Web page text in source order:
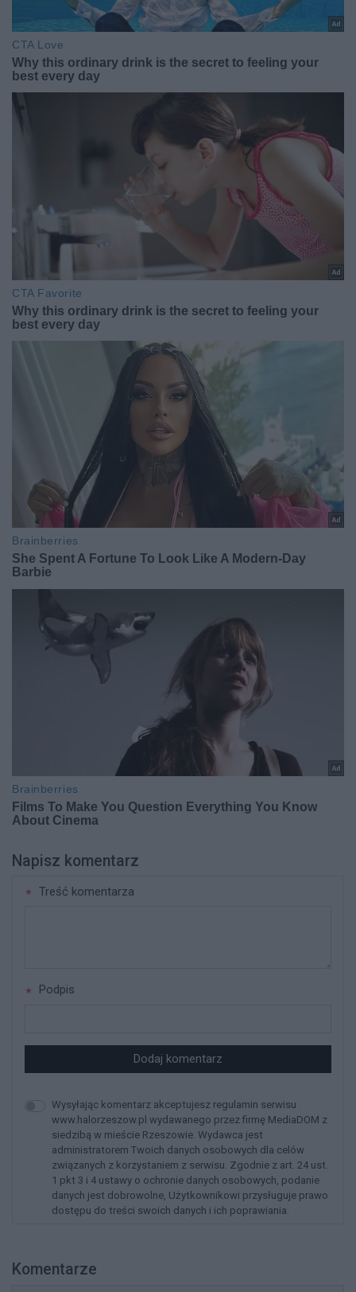
Napisz komentarz
Treść komentarza
Podpis
Dodaj komentarz
Wysyłając komentarz akceptujesz regulamin serwisu
www.halorzeszow.pl wydawanego przez firmę MediaDOM z
siedzibą w mieście Rzeszowie. Wydawca jest
administratorem Twoich danych osobowych dla celów
związanych z korzystaniem z serwisu. Zgodnie z art. 24 ust.
1 pkt 3 i 4 ustawy o ochronie danych osobowych, podanie
danych jest dobrowolne, Użytkownikowi przysługuje prawo
dostępu do treści swoich danych i ich poprawiania.
Komentarze